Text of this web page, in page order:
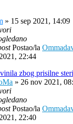
» 15 sep 2021, 14:09
Postao/la
22:44
zbog prisilne
» 26 nov 2021,
Postao/la
22:40